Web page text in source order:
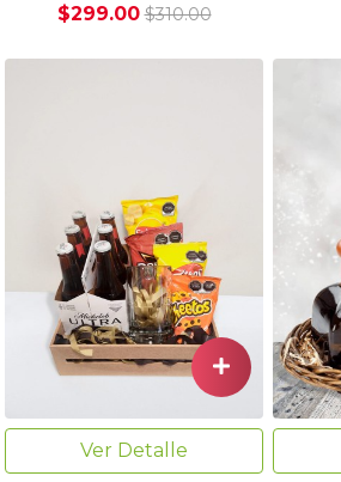
$299.00 $310.00
Ver Detalle